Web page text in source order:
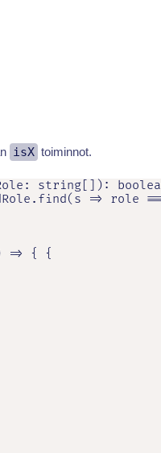
isX toiminnot.
string[]):
=> role
=> { {